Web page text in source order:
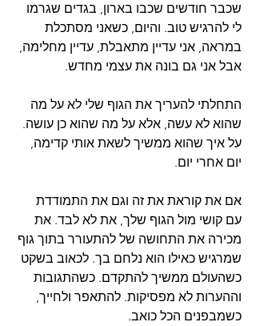
שכבר חודשים שכבו בארון, בגדים שגרמו
לי להרגיש טוב. והיום, כשאני מסתכלת
במראה, אני עדיין מתאבלת, עדיין מחלימה,
אבל אני גם בונה את עצמי מחדש.
התחלתי להעריך את הגוף שלי לא על מה
שהוא לא עשה, אלא על מה שהוא כן עושה.
על איך שהוא ממשיך לשאת אותי קדימה,
יום אחרי יום.
אם את קוראת את זה וגם את התמודדת
עם קושי מול הגוף שלך, את לא לבד. את
מכירה את התחושה של להתעורר בתוך גוף
שמרגיש כאילו הוא נלחם בך. לכאוב בשקט
כשהעולם ממשיך להתקדם. כשהתגובות
וההערות לא מפסיקות. להתאפר ולחייך,
כשמבפנים הכל כואב.